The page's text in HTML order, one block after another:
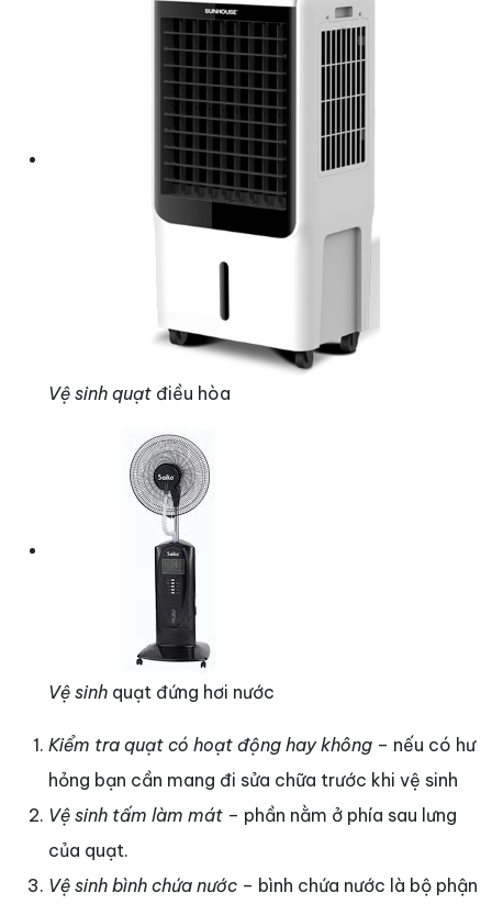
Vệ sinh quạt điều hòa
Vệ sinh quạt đứng hơi nước
Kiểm tra quạt có hoạt động hay không – nếu có hư
hỏng bạn cần mang đi sửa chữa trước khi vệ sinh
Vệ sinh tấm làm mát – phần nằm ở phía sau lưng
của quạt.
Vệ sinh bình chứa nước – bình chứa nước là bộ phận